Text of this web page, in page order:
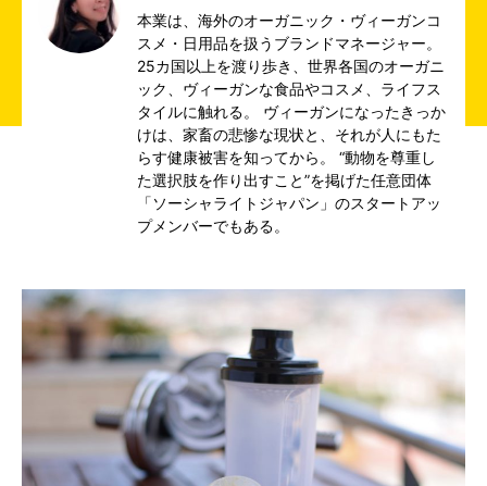
本業は、海外のオーガニック・ヴィーガンコ
スメ・日用品を扱うブランドマネージャー。
25カ国以上を渡り歩き、世界各国のオーガニ
ック、ヴィーガンな食品やコスメ、ライフス
タイルに触れる。 ヴィーガンになったきっか
けは、家畜の悲惨な現状と、それが人にもた
らす健康被害を知ってから。 “動物を尊重し
た選択肢を作り出すこと”を掲げた任意団体
「ソーシャライトジャパン」のスタートアッ
プメンバーでもある。